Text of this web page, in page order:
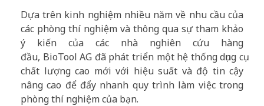
Dựa trên kinh nghiệm nhiều năm về nhu cầu của
các phòng thí nghiệm và thông qua sự tham khảo
ý kiến của các nhà nghiên cứu hàng
đầu, BioTool AG đã phát triển một hệ thống dụng cụ
chất lượng cao mới với hiệu suất và độ tin cậy
nâng cao để đẩy nhanh quy trình làm việc trong
phòng thí nghiệm của bạn.